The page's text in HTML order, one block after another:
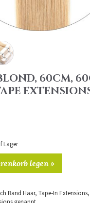
60CM,
Lager
legen »
Band Haar, Tape-In